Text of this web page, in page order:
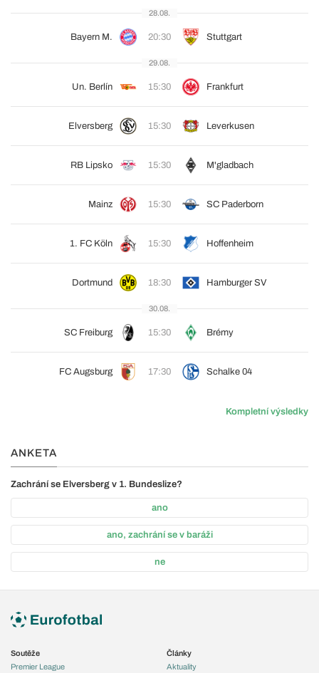
28.08.
Bayern M. 20:30 Stuttgart
29.08.
Un. Berlín 15:30 Frankfurt
Elversberg 15:30 Leverkusen
RB Lipsko 15:30 M'gladbach
Mainz 15:30 SC Paderborn
1. FC Köln 15:30 Hoffenheim
Dortmund 18:30 Hamburger SV
30.08.
SC Freiburg 15:30 Brémy
FC Augsburg 17:30 Schalke 04
Kompletní výsledky
ANKETA
Zachrání se Elversberg v 1. Bundeslize?
ano
ano, zachrání se v baráži
ne
Soutěže
Premier League
Články
Aktuality